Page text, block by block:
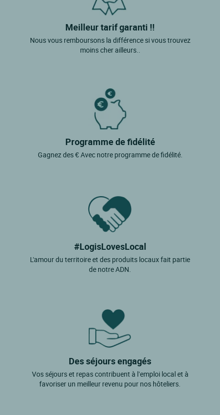
Meilleur tarif garanti !!
Nous vous remboursons la différence si vous trouvez
moins cher ailleurs..
Programme de fidélité
Gagnez des € Avec notre programme de fidélité.
#LogisLovesLocal
L'amour du territoire et des produits locaux fait partie
de notre ADN.
Des séjours engagés
Vos séjours et repas contribuent à l’emploi local et à
favoriser un meilleur revenu pour nos hôteliers.